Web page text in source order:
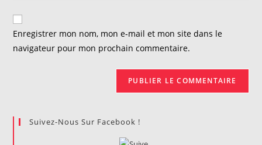
comment
de
votre
(facultatif)
Enregistrer mon nom, mon e-mail et mon site dans le
navigateur pour mon prochain commentaire.
Suivez-Nous Sur Facebook !